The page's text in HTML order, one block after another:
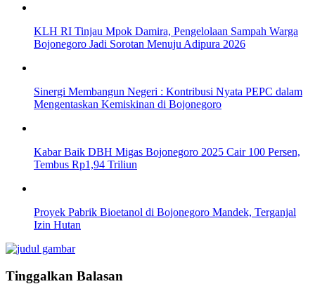
KLH RI Tinjau Mpok Damira, Pengelolaan Sampah Warga
Bojonegoro Jadi Sorotan Menuju Adipura 2026
Sinergi Membangun Negeri : Kontribusi Nyata PEPC dalam
Mengentaskan Kemiskinan di Bojonegoro
Kabar Baik DBH Migas Bojonegoro 2025 Cair 100 Persen,
Tembus Rp1,94 Triliun
Proyek Pabrik Bioetanol di Bojonegoro Mandek, Terganjal
Izin Hutan
Tinggalkan Balasan